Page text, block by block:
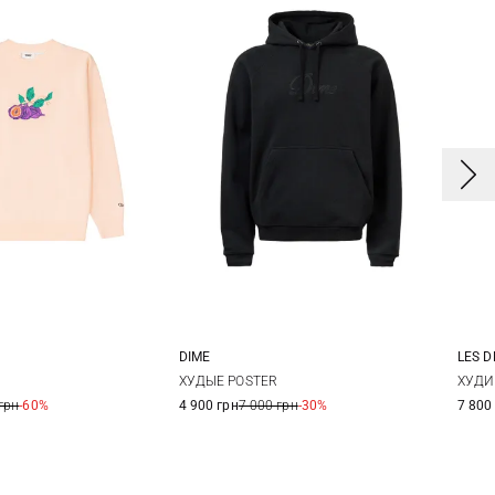
-60%
S M
DIME
ХУДЫЕ POSTER
4 900 грн7 000 грн-30%
M
LES
ХУДИ
7 800